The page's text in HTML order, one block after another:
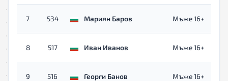
7 534 Мариян Баров Мъже 16+
8 517 Иван Иванов Мъже 16+
9 516 Георги Банов Мъже 16+